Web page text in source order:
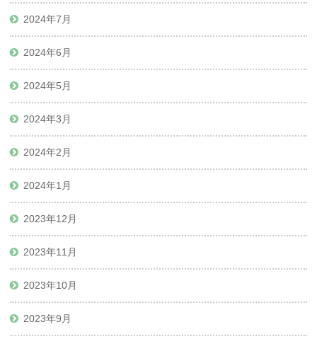
2024年7月
2024年6月
2024年5月
2024年3月
2024年2月
2024年1月
2023年12月
2023年11月
2023年10月
2023年9月